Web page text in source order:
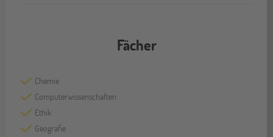
Fächer
Chemie
Computerwissenschaften
Ethik
Geografie